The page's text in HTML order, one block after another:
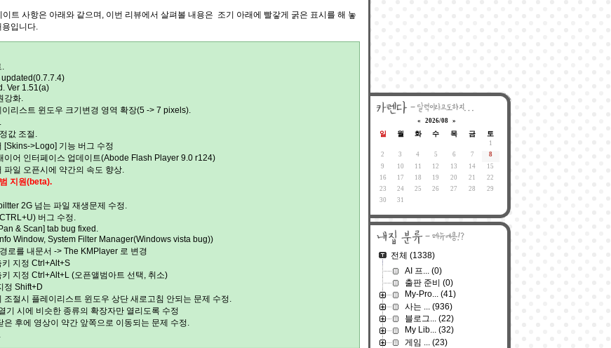
트 사항은 아래와 같으며, 이번 리뷰에서 살펴볼 내용은 조기 아래에 빨갛게 굵은 표시를 해 놓
입니다.
.
Ver 1.51(a)
강화.
리스트 윈도우 크기변경 영역 확장(5 -> 7 pixels).
값 조절.
[Skins->Logo] 기능 버그 수정
이어 인터페이스 업데이트(Abode Flash Player 9.0 r124)
파일 오픈시에 약간의 속도 향상.
지원(beta).
2G 넘는 파일 재생문제 수정.
버그 수정.
& Scan] tab bug fixed.
Window, System Filter Manager(Windows vista bug))
로를 내문서 -> The KMPlayer 로 변경
지정 Ctrl+Alt+S
지정 Ctrl+Alt+L (오픈앨범아트 선택, 취소)
정 Shift+D
조절시 플레이리스트 윈도우 상단 새로고침 안되는 문제 수정.
기 시에 비슷한 종류의 확장자만 열리도록 수정
은 후에 영상이 약간 앞쪽으로 이동되는 문제 수정.
« 2026/08 »
일 월 화 수 목 금 토
1
2
3 4 5 6 7
8
9
10 11 12 13 14
15
16
17 18 19 20 21
22
23
24 25 26 27 28
29
30
31
전체 (1338)
AI 프... (0)
출판 준비 (0)
My-Pro... (41)
사는 ... (936)
블로그... (22)
My Lib... (32)
게임 ... (23)